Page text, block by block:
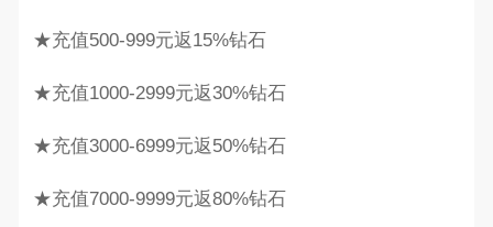
★充值500-999元返15%钻石
★充值1000-2999元返30%钻石
★充值3000-6999元返50%钻石
★充值7000-9999元返80%钻石